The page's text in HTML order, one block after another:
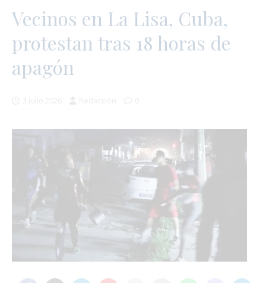
Vecinos en La Lisa, Cuba,
protestan tras 18 horas de
apagón